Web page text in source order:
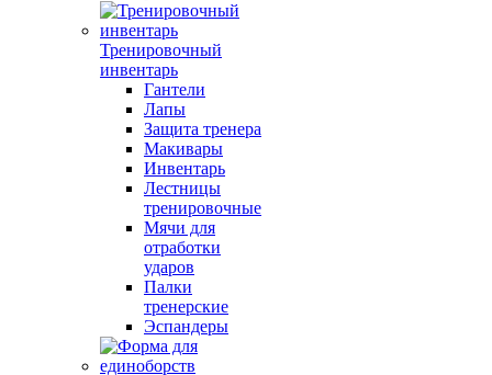
Тренировочный
инвентарь
Гантели
Лапы
Защита тренера
Макивары
Инвентарь
Лестницы
тренировочные
Мячи для
отработки
ударов
Палки
тренерские
Эспандеры